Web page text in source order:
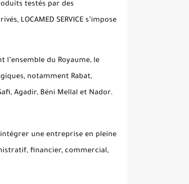
testés par des
LOCAMED SERVICE s’impose
du Royaume, le
notamment Rabat,
Agadir, Béni Mellal et Nador.
une entreprise en pleine
financier, commercial,